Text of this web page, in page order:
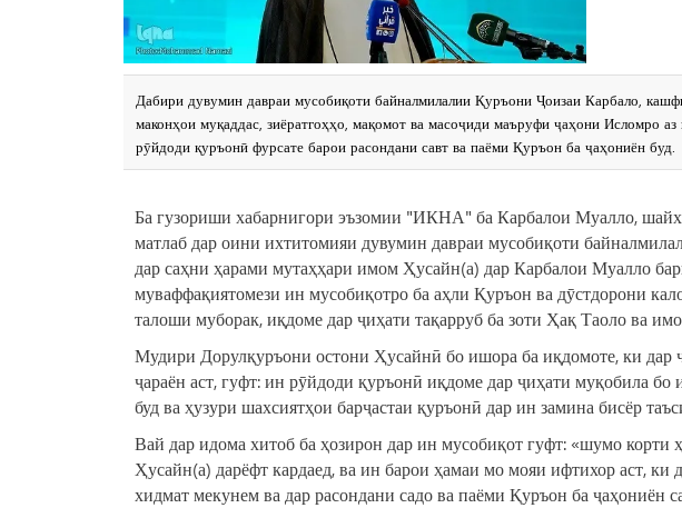
Дабири дувумин давраи мусобиқоти байналмилалии Қуръони Ҷоизаи Карбало,
маконҳои муқаддас, зиёратгоҳҳо, мақомот ва масоҷиди маъруфи ҷаҳони Исломро
рӯйдоди қуръонӣ фурсате барои расондани савт ва паёми Қуръон ба ҷаҳониён буд.
Ба гузориши хабарнигори эъзомии "ИКНА" ба Карбалои Муалло,
матлаб дар оини ихтитомияи дувумин давраи мусобиқоти
дар саҳни ҳарами мутаҳҳари имом Ҳусайн(а) дар Карбалои Муалло
муваффақиятомези ин мусобиқотро ба аҳли Қуръон ва дӯстдорони
талоши муборак, иқдоме дар ҷиҳати тақарруб ба зоти Ҳақ Таоло ва
Мудири Дорулқуръони остони Ҳусайнӣ бо ишора ба иқдомоте, ки дар
ҷараён аст, гуфт: ин рӯйдоди қуръонӣ иқдоме дар ҷиҳати муқобила
буд ва ҳузури шахсиятҳои барҷастаи қуръонӣ дар ин замина бисёр
Вай дар идома хитоб ба ҳозирон дар ин мусобиқот гуфт: «шумо корти
Ҳусайн(а) дарёфт кардаед, ва ин барои ҳамаи мо мояи ифтихор аст,
хидмат мекунем ва дар расондани садо ва паёми Қуръон ба ҷаҳониён